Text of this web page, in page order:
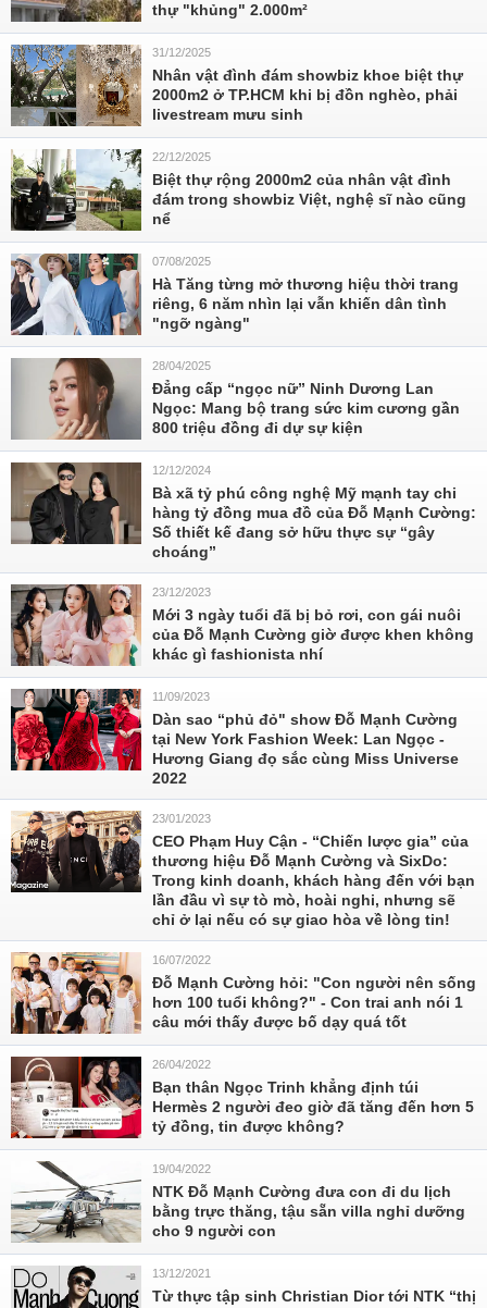
thự "khủng" 2.000m²
31/12/2025
Nhân vật đình đám showbiz khoe biệt thự
2000m2 ở TP.HCM khi bị đồn nghèo, phải
livestream mưu sinh
22/12/2025
Biệt thự rộng 2000m2 của nhân vật đình
đám trong showbiz Việt, nghệ sĩ nào cũng
nể
07/08/2025
Hà Tăng từng mở thương hiệu thời trang
riêng, 6 năm nhìn lại vẫn khiến dân tình
"ngỡ ngàng"
28/04/2025
Đẳng cấp “ngọc nữ” Ninh Dương Lan
Ngọc: Mang bộ trang sức kim cương gần
800 triệu đồng đi dự sự kiện
12/12/2024
Bà xã tỷ phú công nghệ Mỹ mạnh tay chi
hàng tỷ đồng mua đồ của Đỗ Mạnh Cường:
Số thiết kế đang sở hữu thực sự ‘‘gây
choáng’’
23/12/2023
Mới 3 ngày tuổi đã bị bỏ rơi, con gái nuôi
của Đỗ Mạnh Cường giờ được khen không
khác gì fashionista nhí
11/09/2023
Dàn sao “phủ đỏ" show Đỗ Mạnh Cường
tại New York Fashion Week: Lan Ngọc -
Hương Giang đọ sắc cùng Miss Universe
2022
23/01/2023
CEO Phạm Huy Cận - “Chiến lược gia” của
thương hiệu Đỗ Mạnh Cường và SixDo:
Trong kinh doanh, khách hàng đến với bạn
lần đầu vì sự tò mò, hoài nghi, nhưng sẽ
chỉ ở lại nếu có sự giao hòa về lòng tin!
16/07/2022
Đỗ Mạnh Cường hỏi: "Con người nên sống
hơn 100 tuổi không?" - Con trai anh nói 1
câu mới thấy được bố dạy quá tốt
26/04/2022
Bạn thân Ngọc Trinh khẳng định túi
Hermès 2 người đeo giờ đã tăng đến hơn 5
tỷ đồng, tin được không?
19/04/2022
NTK Đỗ Mạnh Cường đưa con đi du lịch
bằng trực thăng, tậu sẵn villa nghỉ dưỡng
cho 9 người con
13/12/2021
Từ thực tập sinh Christian Dior tới NTK “thị